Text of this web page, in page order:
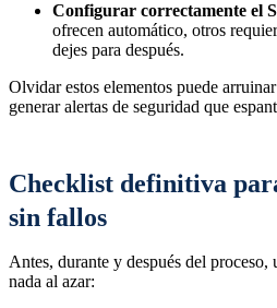
Configurar correctamente el
ofrecen automático, otros
dejes para después.
Olvidar estos elementos puede
generar alertas de seguridad que
Checklist definitiva
sin fallos
Antes, durante y después del proceso,
nada al azar: